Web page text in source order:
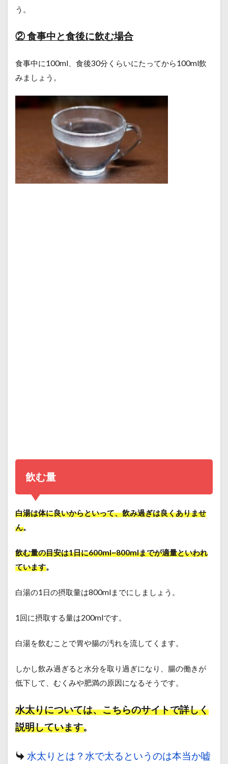
う。
② 食事中と食後に飲む場合
食事中に100ml、食後30分くらいにたってから100ml飲
みましょう。
飲む量
白湯は体に良いからといって、飲み過ぎは良くありませ
ん。
飲む量の目安は1日に600ml~800mlまでが適量といわれ
ています。
白湯の1日の摂取量は800mlまでにしましょう。
1回に摂取する量は200mlです。
白湯を飲むことで胃や腸の汚れを流してくます。
しかし飲み過ぎると水分を取り過ぎになり、腸の働きが
低下して、むくみや肥満の原因になるそうです。
水太りについては、こちらのサイトで詳しく
説明しています。
水太りとは？水で太るというのは本当か嘘